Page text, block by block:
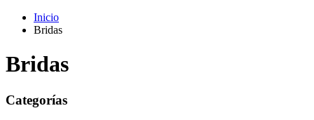
Inicio
Bridas
Bridas
Categorías